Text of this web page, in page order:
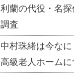
利蘭の代役・名
調査
中村珠緒は今な
高級老人ホームに